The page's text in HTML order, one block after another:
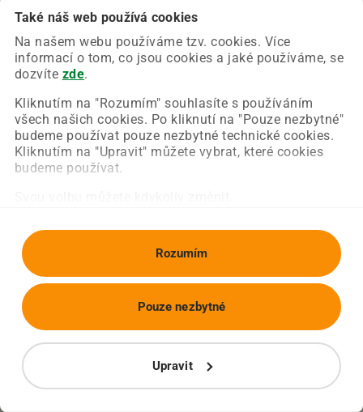
Také náš web používá cookies
Na našem webu používáme tzv. cookies. Více
informací o tom, co jsou cookies a jaké používáme, se
dozvíte zde.
Kliknutím na "Rozumím" souhlasíte s používáním
všech našich cookies. Po kliknutí na "Pouze nezbytné"
budeme používat pouze nezbytné technické cookies.
Kliknutím na "Upravit" můžete vybrat, které cookies
budeme používat.
Rozumím
Upravit
Pouze nezbytné
Chyba nastala na naší straně a už ji opravujeme.
Zkuste prosím znovu načíst požadovanou stránku.
Obnovit stránku Úvodní strana